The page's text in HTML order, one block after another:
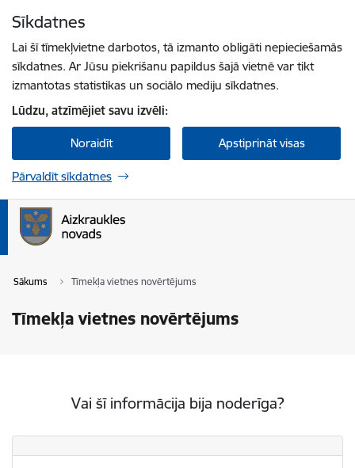
Sīkdatnes
Lai šī tīmekļvietne darbotos, tā izmanto obligāti nepieciešamās
sīkdatnes. Ar Jūsu piekrišanu papildus šajā vietnē var tikt
izmantotas statistikas un sociālo mediju sīkdatnes.
Lūdzu, atzīmējiet savu izvēli:
Noraidīt Apstiprināt visas
Pārvaldīt sīkdatnes
Sākums Tīmekļa vietnes novērtējums
Tīmekļa vietnes novērtējums
Vai šī informācija bija noderīga?
Vai šī informācija bija noderīga?